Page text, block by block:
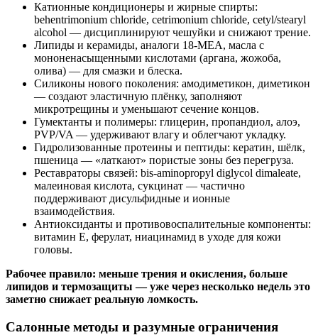
Катионные кондиционеры и жирные спирты:
behentrimonium chloride, cetrimonium chloride, cetyl/stearyl
alcohol — дисциплинируют чешуйки и снижают трение.
Липиды и керамиды, аналоги 18‑MEA, масла с
мононенасыщенными кислотами (аргана, жожоба,
олива) — для смазки и блеска.
Силиконы нового поколения: амодиметикон, диметикон
— создают эластичную плёнку, заполняют
микротрещины и уменьшают сечение концов.
Гумектанты и полимеры: глицерин, пропандиол, алоэ,
PVP/VA — удерживают влагу и облегчают укладку.
Гидролизованные протеины и пептиды: кератин, шёлк,
пшеница — «латкают» пористые зоны без перегруза.
Реставраторы связей: bis‑aminopropyl diglycol dimaleate,
малеиновая кислота, сукцинат — частично
поддерживают дисульфидные и ионные
взаимодействия.
Антиоксиданты и противовоспалительные компоненты:
витамин E, ферулат, ниацинамид в уходе для кожи
головы.
Рабочее правило: меньше трения и окисления, больше
липидов и термозащиты — уже через несколько недель это
заметно снижает реальную ломкость.
Салонные методы и разумные ограничения